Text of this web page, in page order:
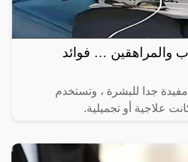
والمراهقين … فوائد
مفيدة جدا للبشرة ، وتستخدم
علاجية أو تجميلية.